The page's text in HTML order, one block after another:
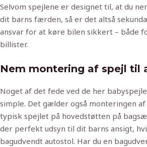
Selvom spejlene er designet til, at du
dit barns færden, så er det altså
ansvar for at køre bilen sikkert – både
billister.
Nem montering af spejl til
Noget af det fede ved de her
simple. Det gælder også monteringen
typisk spejlet på hovedstøtten på
der perfekt udsyn til dit barns ansigt,
bagudvendt autostol. Har du en